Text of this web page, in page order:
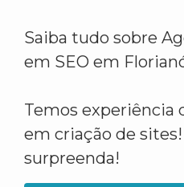
Saiba tudo sobre
em SEO em
Temos experiência
em criação de
surpreenda!